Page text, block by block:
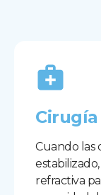
Cirugía
Cuando las
refractiva